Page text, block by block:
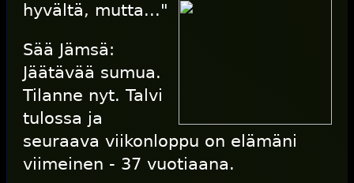
hyvältä, mutta..."
Sää Jämsä:
Jäätävää sumua.
Tilanne nyt. Talvi
tulossa ja
seuraava viikonloppu on elämäni
viimeinen - 37 vuotiaana.